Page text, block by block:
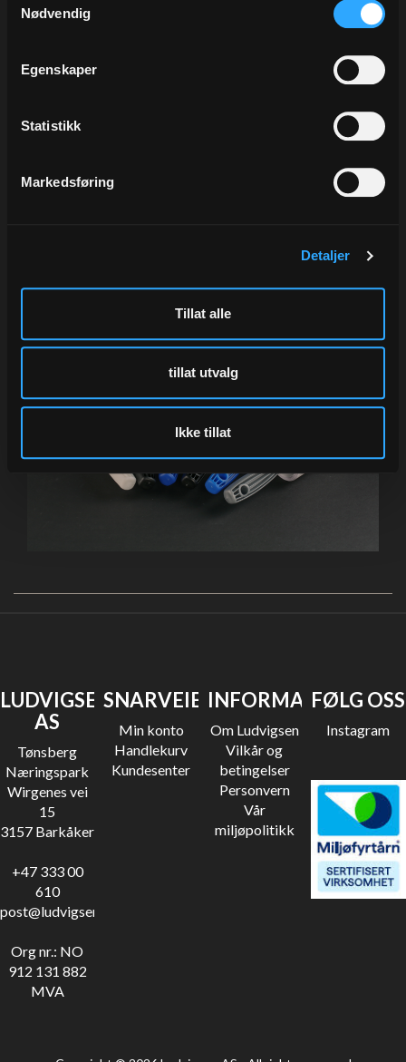
Nødvendig
Egenskaper
Statistikk
Markedsføring
Detaljer
Tillat alle
tillat utvalg
Ikke tillat
Beskrivelse
Sort håndtak
Pris er per klesrull - leveres minimum i kartong á 25 stk.
Ta kontakt med oss for mer informasjon, eller se mer info
"Med logotrykk"
LUDVIGSEN
AS
Tønsberg
Næringspark
Wirgenes vei
15
3157 Barkåker
+47 333 00
610
post@ludvigsen.no
Org nr.: NO
912 131 882
MVA
SNARVEIER
Min konto
Handlekurv
Kundesenter
INFORMASJON
Om Ludvigsen
Vilkår og
betingelser
Personvern
Vår
miljøpolitikk
FØLG OSS
Instagram